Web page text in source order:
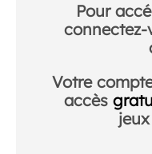
Pour
Votre
accès